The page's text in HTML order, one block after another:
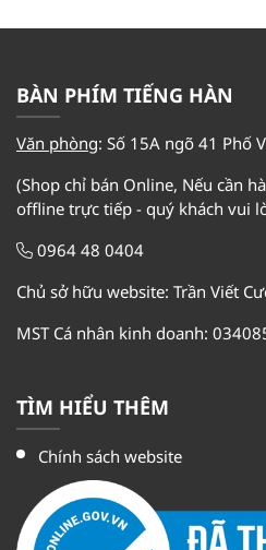
1.090.000₫.
BÀN PHÍM TIẾNG HÀN
Văn phòng: Số 15A ngõ 41 Phố
(Shop chỉ bán Online, Nếu cần
offline trực tiếp - quý khách vui
0964 48 0404
Chủ sở hữu website: Trần Viết
MST Cá nhân kinh doanh:
TÌM HIỂU THÊM
Chính sách website